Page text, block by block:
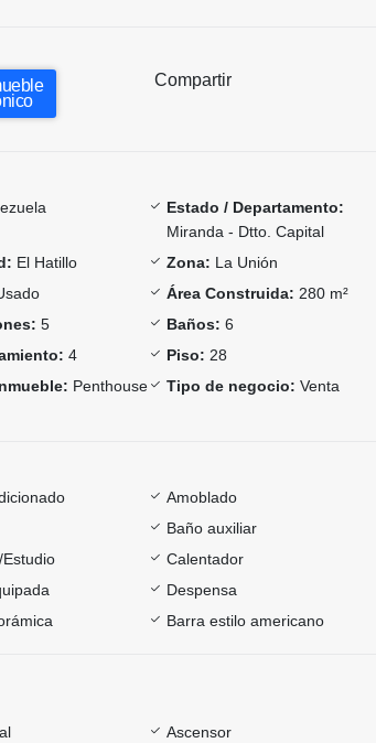
Compartir
Estado / Departamento:
Miranda - Dtto. Capital
El Hatillo Zona: La Unión
Área Construida: 280 m²
5 Baños: 6
4 Piso: 28
Penthouse Tipo de negocio: Venta
Amoblado
Baño auxiliar
Estudio
Calentador
Despensa
Barra estilo americano
Ascensor